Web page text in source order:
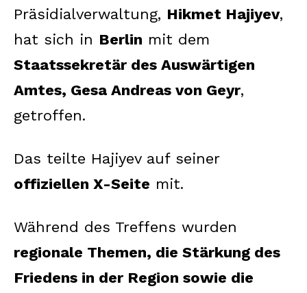
Präsidialverwaltung, Hikmet Hajiyev,
hat sich in Berlin mit dem
Staatssekretär des Auswärtigen
Amtes, Gesa Andreas von Geyr,
getroffen.
Das teilte Hajiyev auf seiner
offiziellen X-Seite mit.
Während des Treffens wurden
regionale Themen, die Stärkung des
Friedens in der Region sowie die